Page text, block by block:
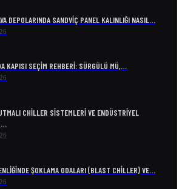
DEPOLARINDA SANDVIÇ PANEL KALINLIĞI NASIL…
KAPISI SEÇIM REHBERI: SÜRGÜLÜ MÜ,…
CHILLER SISTEMLERI VE ENDÜSTRIYEL
ŞOKLAMA ODALARI (BLAST CHILLER) VE…